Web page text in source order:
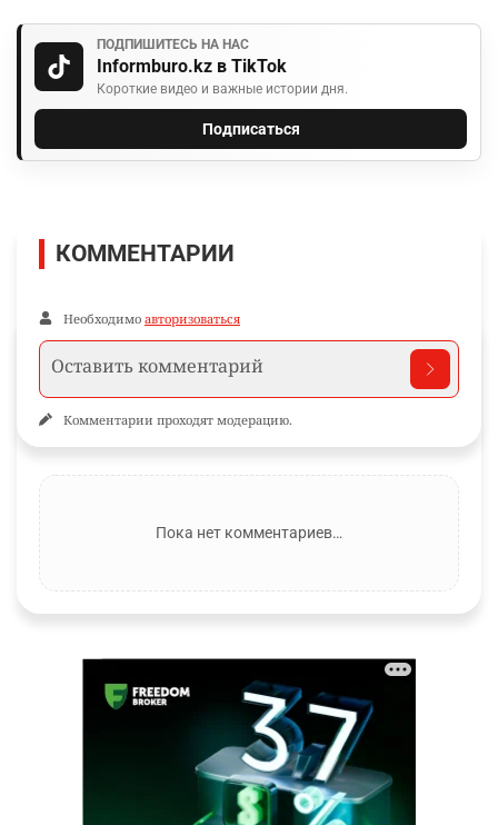
ПОДПИШИТЕСЬ НА НАС
Informburo.kz в TikTok
Короткие видео и важные истории дня.
Подписаться
КОММЕНТАРИИ
Необходимо авторизоваться
Комментарии проходят модерацию.
Пока нет комментариев…